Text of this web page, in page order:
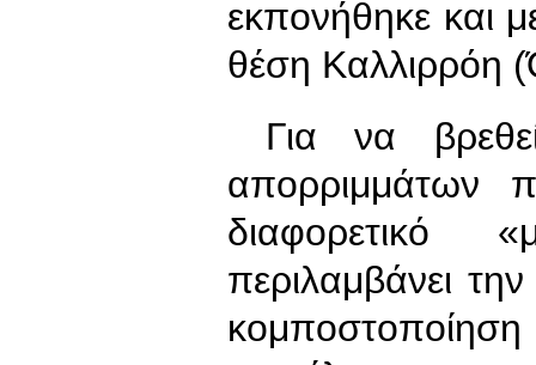
εκπονήθηκε και
θέση Καλλιρρόη
Για να
απορριμμάτων
περιλαμβάνει